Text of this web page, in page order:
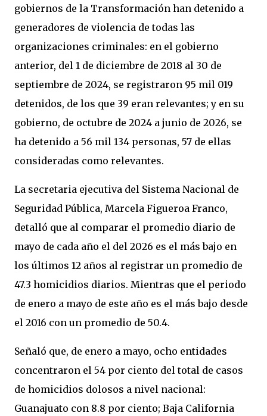
gobiernos de la Transformación han detenido a
generadores de violencia de todas las
organizaciones criminales: en el gobierno
anterior, del 1 de diciembre de 2018 al 30 de
septiembre de 2024, se registraron 95 mil 019
detenidos, de los que 39 eran relevantes; y en su
gobierno, de octubre de 2024 a junio de 2026, se
ha detenido a 56 mil 134 personas, 57 de ellas
consideradas como relevantes.
La secretaria ejecutiva del Sistema Nacional de
Seguridad Pública, Marcela Figueroa Franco,
detalló que al comparar el promedio diario de
mayo de cada año el del 2026 es el más bajo en
los últimos 12 años al registrar un promedio de
47.3 homicidios diarios. Mientras que el periodo
de enero a mayo de este año es el más bajo desde
el 2016 con un promedio de 50.4.
Señaló que, de enero a mayo, ocho entidades
concentraron el 54 por ciento del total de casos
de homicidios dolosos a nivel nacional:
Guanajuato con 8.8 por ciento; Baja California